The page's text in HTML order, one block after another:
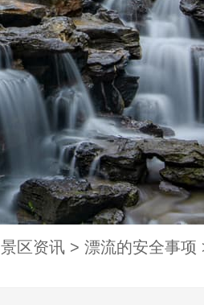
景区资讯 > 漂流的安全事项